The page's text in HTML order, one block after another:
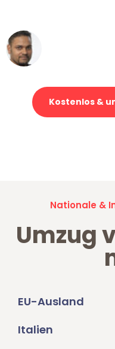
Kostenlos &
Nationale &
Umzug
EU-Ausland
Italien